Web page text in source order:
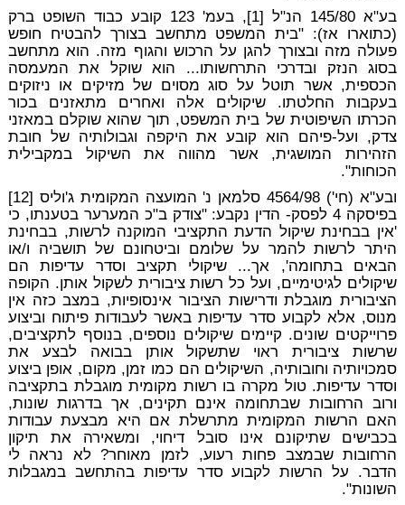
בע"א 145/80 הנ"ל [1], בעמ' 123 קובע כבוד השופט ברק
(כתוארו אז): "בית המשפט מתחשב בצורך להבטיח חופש
פעולה מזה ובצורך להגן על הרכוש והגוף מזה. הוא מתחשב
בסוג הנזק ובדרכי התרחשותו... הוא שוקל את המעמסה
הכספית, אשר תוטל על סוג מסוים של מזיקים או ניזוקים
בעקבות החלטתו. שיקולים אלה ואחרים מתאזנים בכור
הכרתו השיפוטית של בית המשפט, תוך שהוא שוקלם במאזני
צדק, ועל-פיהם הוא קובע את היקפה וגבולותיה של חובת
הזהירות המושגית, אשר מהווה את השיקול במקבילית
הכוחות".
ובע"א (חי') 4564/98 סלמאן נ' המועצה המקומית ג'וליס [12]
בפיסקה 4 לפסק- הדין נקבע: "צודק ב"כ המערער בטענתו, כי
'אין בבחינת שיקול הדעת התקציבי המוקנה לרשות, בבחינת
היתר לרשות להמר על שלומם וביטחונם של תושביה ו/או
הבאים בתחומה', אך... שיקולי תקציב וסדר עדיפות הם
שיקולים לגיטימיים, ועל כל רשות ציבורית לשקול אותן. הקופה
הציבורית מוגבלת ודרישות הציבור אינסופיות, במצב כזה אין
מנוס, אלא לקבוע סדר עדיפות באשר לעבודות פיתוח וביצוע
פרוייקטים שונים. קיימים שיקולים נוספים, בנוסף לתקציבים,
שרשות ציבורית ראוי שתשקול אותן בבואה לבצע את
סמכויותיה וחובותיה, השיקולים הם כמו זמן, מקום, אופן ביצוע
וסדר עדיפות. טול מקרה בו רשות מקומית מוגבלת בתקציבה
ורוב הרחובות שבתחומה אינם תקינים, אך בדרגות שונות,
האם הרשות המקומית מתרשלת אם היא מבצעת עבודות
בכבישים שתיקונם אינו סובל דיחוי, ומשאירה את תיקון
הרחובות שבמצב פחות רעוע, לזמן מאוחר? לא נראה לי
הדבר. על הרשות לקבוע סדר עדיפות בהתחשב במגבלות
השונות".